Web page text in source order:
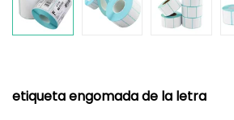
etiqueta engomada de la letra